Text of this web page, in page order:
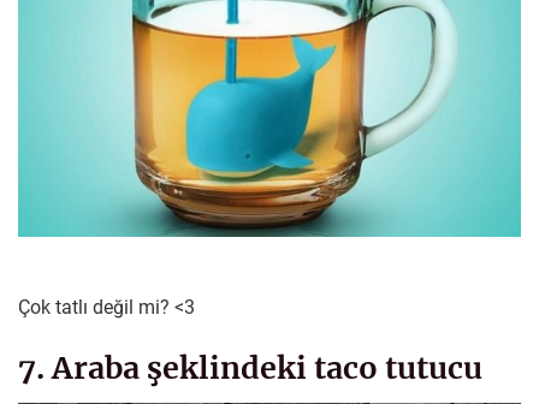
Çok tatlı değil mi? <3
7. Araba şeklindeki taco tutucu